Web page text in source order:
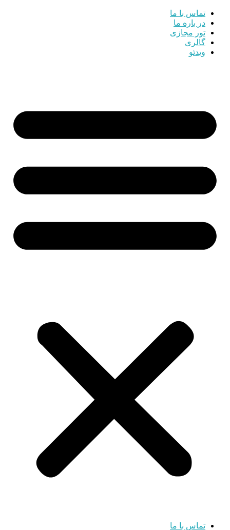
تماس با ما
در باره ما
تور مجازی
گالری
ویدئو
تماس با ما